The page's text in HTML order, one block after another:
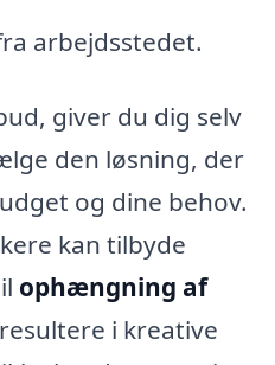
arbejdsstedet.
giver du dig selv
den løsning, der
og dine behov.
kan tilbyde
ophængning af
i kreative